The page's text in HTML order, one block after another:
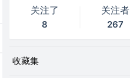
关注了
8
关注者
267
收藏集